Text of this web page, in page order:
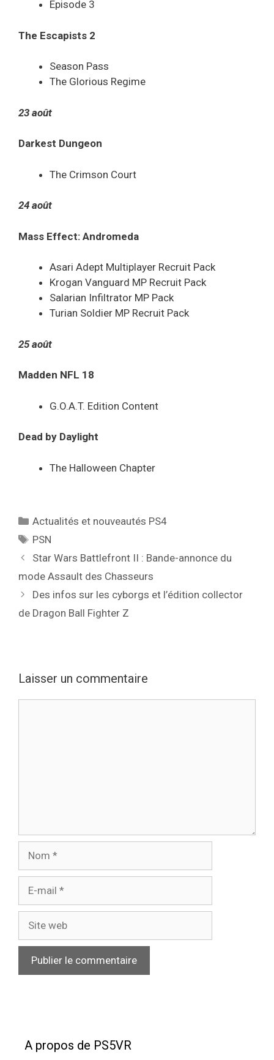
Episode 3
The Escapists 2
Season Pass
The Glorious Regime
23 août
Darkest Dungeon
The Crimson Court
24 août
Mass Effect: Andromeda
Asari Adept Multiplayer Recruit Pack
Krogan Vanguard MP Recruit Pack
Salarian Infiltrator MP Pack
Turian Soldier MP Recruit Pack
25 août
Madden NFL 18
G.O.A.T. Edition Content
Dead by Daylight
The Halloween Chapter
Catégories
Actualités et nouveautés PS4
Étiquettes
PSN
Star Wars Battlefront II : Bande-annonce du
mode Assault des Chasseurs
Des infos sur les cyborgs et l’édition collector
de Dragon Ball Fighter Z
Laisser un commentaire
A propos de PS5VR